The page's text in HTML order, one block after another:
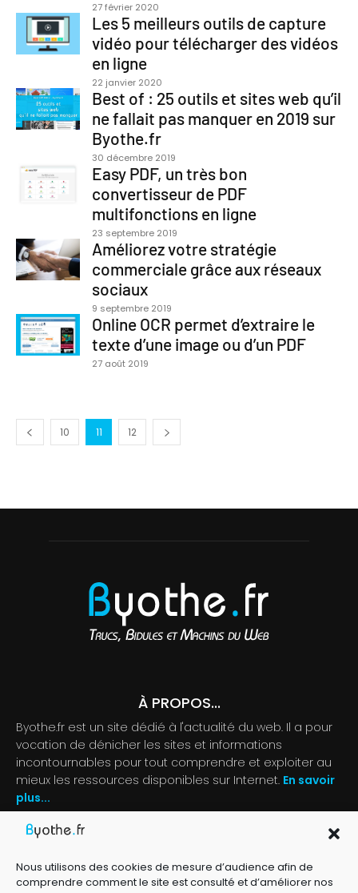
Nous utilisons des cookies de mesure d’audience afin de
comprendre comment le site est consulté et d’améliorer nos
27 février 2020
Les 5 meilleurs outils de capture
vidéo pour télécharger des vidéos
en ligne
22 janvier 2020
Best of : 25 outils et sites web qu’il
ne fallait pas manquer en 2019 sur
Byothe.fr
30 décembre 2019
Easy PDF, un très bon
convertisseur de PDF
multifonctions en ligne
23 septembre 2019
Améliorez votre stratégie
commerciale grâce aux réseaux
sociaux
9 septembre 2019
Online OCR permet d’extraire le
texte d’une image ou d’un PDF
27 août 2019
10 11 12
À PROPOS...
Byothe.fr est un site dédié à l'actualité du web. Il a pour
vocation de dénicher les sites et informations
incontournables pour tout comprendre et exploiter au
mieux les ressources disponibles sur Internet. En savoir
plus...
Contactez-nous :